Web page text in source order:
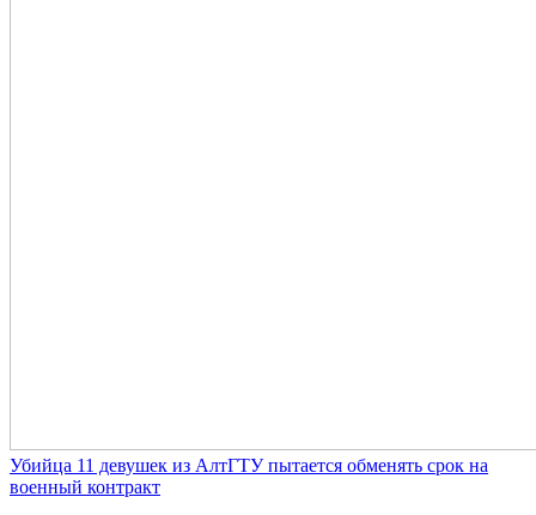
Убийца 11 девушек из АлтГТУ пытается обменять срок на
военный контракт